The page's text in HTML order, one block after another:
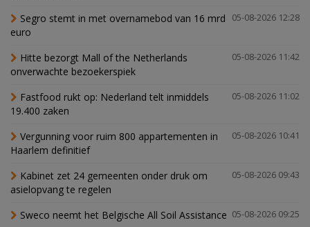
05-08-2026 12:28
Segro stemt in met overnamebod van 16 mrd
euro
05-08-2026 11:42
Hitte bezorgt Mall of the Netherlands
onverwachte bezoekerspiek
05-08-2026 11:02
Fastfood rukt op: Nederland telt inmiddels
19.400 zaken
05-08-2026 10:41
Vergunning voor ruim 800 appartementen in
Haarlem definitief
05-08-2026 09:43
Kabinet zet 24 gemeenten onder druk om
asielopvang te regelen
05-08-2026 09:25
Sweco neemt het Belgische All Soil Assistance